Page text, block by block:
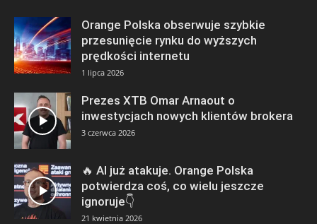
Orange Polska obserwuje szybkie
przesunięcie rynku do wyższych
prędkości internetu
1 lipca 2026
Prezes XTB Omar Arnaout o
inwestycjach nowych klientów brokera
3 czerwca 2026
🔥 AI już atakuje. Orange Polska
potwierdza coś, co wielu jeszcze
ignoruje👇
21 kwietnia 2026